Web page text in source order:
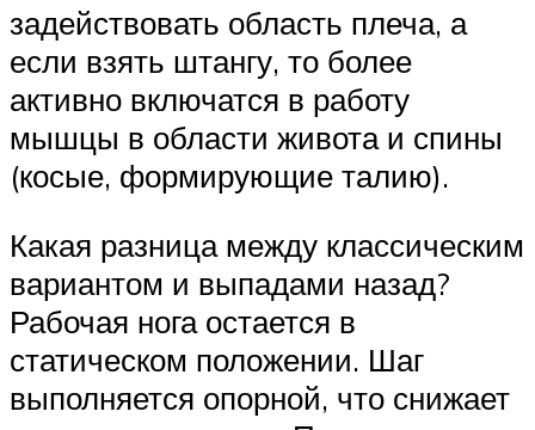
задействовать область плеча, а
если взять штангу, то более
активно включатся в работу
мышцы в области живота и спины
(косые, формирующие талию).
Какая разница между классическим
вариантом и выпадами назад?
Рабочая нога остается в
статическом положении. Шаг
выполняется опорной, что снижает